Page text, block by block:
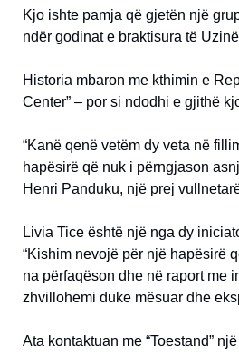
Kjo ishte pamja që gjetën një
ndër godinat e braktisura të
Historia mbaron me kthimin e
Center” – por si ndodhi e gjithë
“Kanë qenë vetëm dy veta në
hapësirë që nuk i përngjason
Henri Panduku, një prej
Livia Tice është një nga dy
“Kishim nevojë për një hapësirë
na përfaqëson dhe në raport me
zhvillohemi duke mësuar dhe
Ata kontaktuan me “Toestand”